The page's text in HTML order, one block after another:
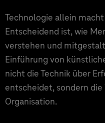
Technologie allein
Entscheidend ist, wie
verstehen und
Einführung von
nicht die Technik über
entscheidet, sondern
Organisation.